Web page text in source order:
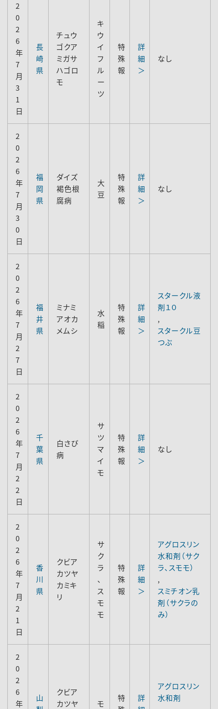
2
0
2
6
年
7
月
3
1
日
長
崎
県
チュウ
ゴクア
ミガサ
ハゴロ
モ
キ
ウ
イ
フ
ル
ー
ツ
特
殊
報
詳
細
＞
なし
2
0
2
6
年
7
月
3
0
日
福
岡
県
ダイズ
褐色根
腐病
大
豆
特
殊
報
詳
細
＞
なし
2
0
2
6
年
7
月
2
7
日
福
井
県
ミナミ
アオカ
メムシ
水
稲
特
殊
報
詳
細
＞
スタークル液
剤１０
,
スタークル豆
つぶ
2
0
2
6
年
7
月
2
2
日
千
葉
県
白さび
病
サ
ツ
マ
イ
モ
特
殊
報
詳
細
＞
なし
2
0
2
6
年
7
月
2
1
日
香
川
県
クビア
カツヤ
カミキ
リ
サ
ク
ラ
、
ス
モ
モ
特
殊
報
詳
細
＞
アグロスリン
水和剤（サク
ラ、スモモ）
,
スミチオン乳
剤（サクラの
み）
2
0
2
6
年
山
クビア
カツヤ
モ
特
詳
アグロスリン
水和剤